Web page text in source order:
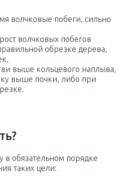
волчковые побеги, сильно
волчковых побегов
обрезке дерева,
выше кольцевого наплыва,
выше почки, либо при
в обязательном порядке
таких цели: